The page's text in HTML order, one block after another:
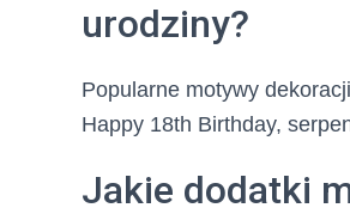
urodziny?
Popularne motywy
Happy 18th Birthday,
Jakie dodatki